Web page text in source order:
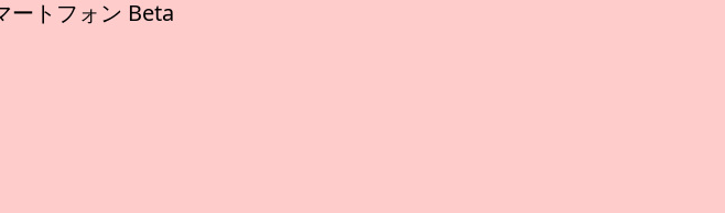
ートフォン Beta